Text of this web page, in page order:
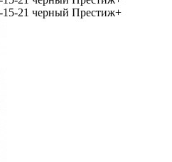
21 черный Престиж+